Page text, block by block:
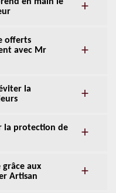
offerts
avec Mr
la
la protection de
aux
Artisan